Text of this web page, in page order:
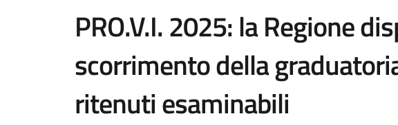
PRO.V.I. 2025: la Regione
scorrimento della
ritenuti esaminabili